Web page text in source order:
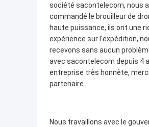
société sacontelecom, nous
commandé le brouilleur de
haute puissance, ils ont une
expérience sur l'expédition,
recevons sans aucun
avec sacontelecom depuis 4
entreprise très honnête,
partenaire.
Nous travaillons avec le